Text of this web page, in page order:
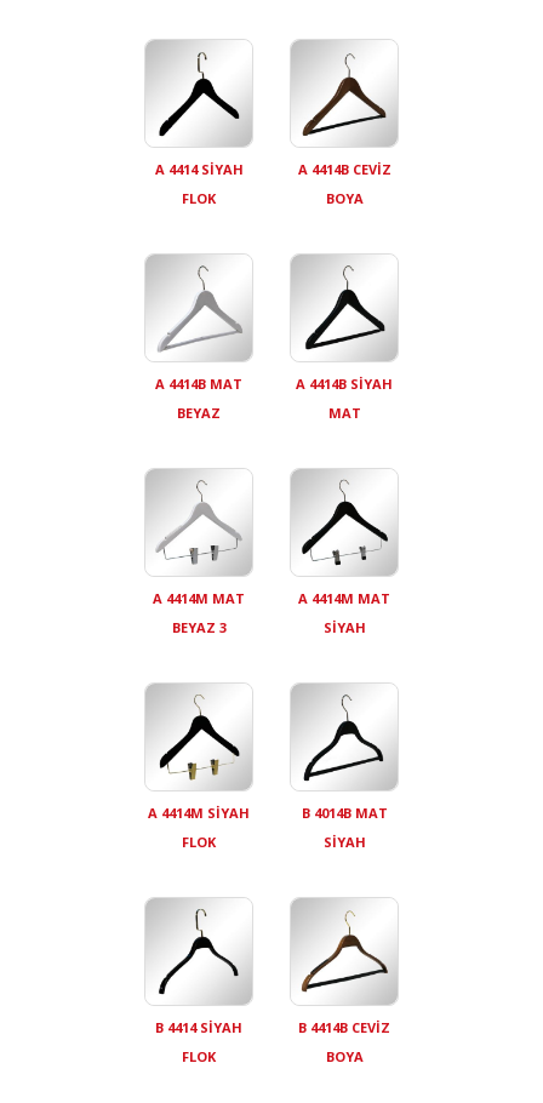
A 4414 SİYAH
FLOK
A 4414B CEVİZ
BOYA
A 4414B MAT
BEYAZ
A 4414B SİYAH
MAT
A 4414M MAT
BEYAZ 3
A 4414M MAT
SİYAH
A 4414M SİYAH
FLOK
B 4014B MAT
SİYAH
B 4414 SİYAH
FLOK
B 4414B CEVİZ
BOYA